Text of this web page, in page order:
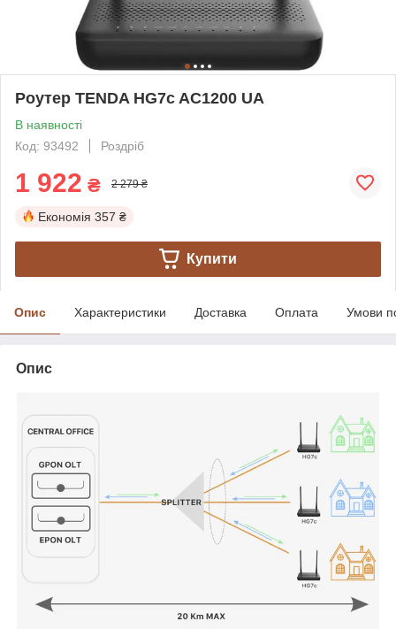
Роутер TENDA HG7c AC1200 UA
В наявності
Код: 93492
Роздріб
1 922 ₴ 2 279 ₴
Економія 357 ₴
Купити
Опис Характеристики Доставка Оплата Умови
Опис